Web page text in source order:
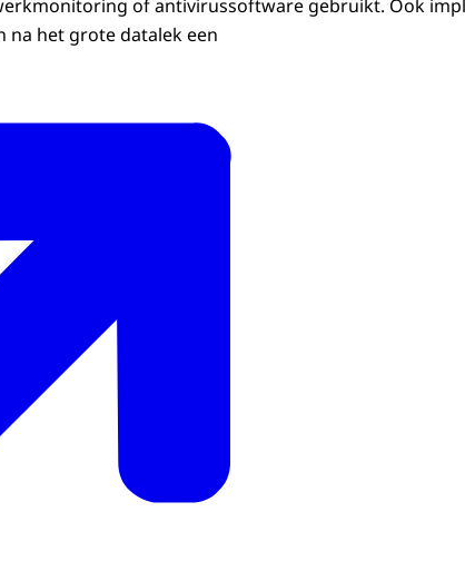
of antivirussoftware gebruikt. Ook
na het grote datalek een